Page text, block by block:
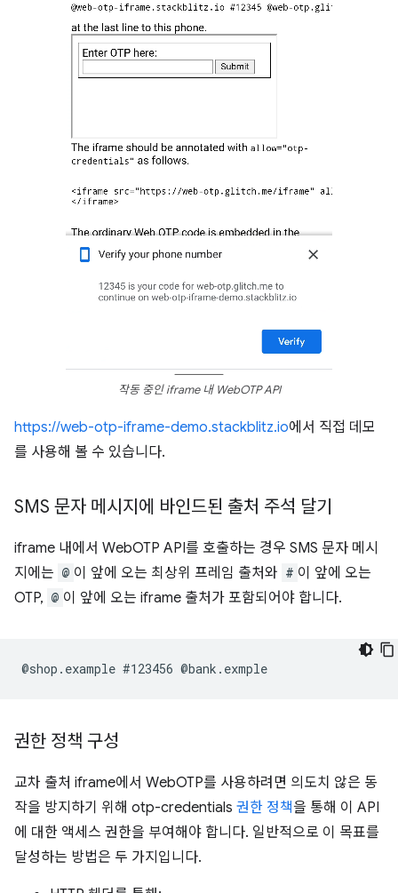
작동 중인 iframe 내 WebOTP API
https://web-otp-iframe-demo.stackblitz.io에서 직접 데모
를 사용해 볼 수 있습니다.
SMS 문자 메시지에 바인드된 출처 주석 달기
iframe 내에서 WebOTP API를 호출하는 경우 SMS 문자 메시
지에는 @ 이 앞에 오는 최상위 프레임 출처와 # 이 앞에 오는
OTP, @ 이 앞에 오는 iframe 출처가 포함되어야 합니다.
권한 정책 구성
교차 출처 iframe에서 WebOTP를 사용하려면 의도치 않은 동
작을 방지하기 위해 otp-credentials 권한 정책을 통해 이 API
에 대한 액세스 권한을 부여해야 합니다. 일반적으로 이 목표를
달성하는 방법은 두 가지입니다.